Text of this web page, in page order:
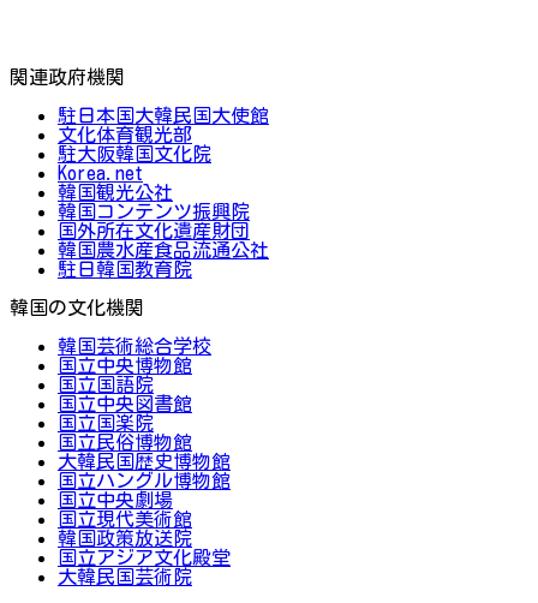
関連政府機関
駐日本国大韓民国大使館
文化体育観光部
駐大阪韓国文化院
Korea.net
韓国観光公社
韓国コンテンツ振興院
国外所在文化遺産財団
韓国農水産食品流通公社
駐日韓国教育院
韓国の文化機関
韓国芸術総合学校
国立中央博物館
国立国語院
国立中央図書館
国立国楽院
国立民俗博物館
大韓民国歴史博物館
国立ハングル博物館
国立中央劇場
国立現代美術館
韓国政策放送院
国立アジア文化殿堂
大韓民国芸術院